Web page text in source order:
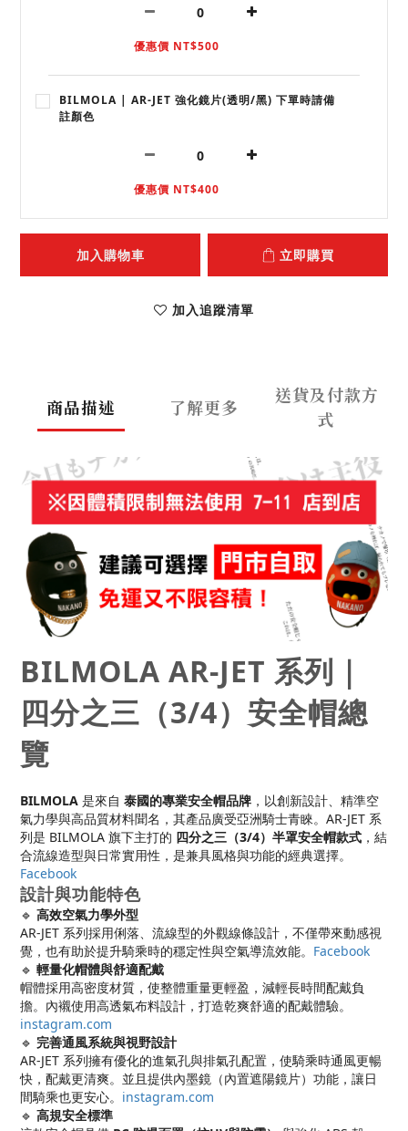
優惠價 NT$500
BILMOLA | AR-JET 強化鏡片(透明/黑) 下單時請備
註顏色
優惠價 NT$400
加入購物車 立即購買
加入追蹤清單
商品描述 了解更多
送貨及付款方
式
BILMOLA AR-JET 系列｜
四分之三（3/4）安全帽總
覽
BILMOLA 是來自 泰國的專業安全帽品牌 ，以創新設計、精準空
氣力學與高品質材料聞名，其產品廣受亞洲騎士青睞。AR-JET 系
列是 BILMOLA 旗下主打的 四分之三（3/4）半罩安全帽款式 ，結
合流線造型與日常實用性，是兼具風格與功能的經典選擇。
Facebook
設計與功能特色
🔹 高效空氣力學外型
AR-JET 系列採用俐落、流線型的外觀線條設計，不僅帶來動感視
覺，也有助於提升騎乘時的穩定性與空氣導流效能。 Facebook
🔹 輕量化帽體與舒適配戴
帽體採用高密度材質，使整體重量更輕盈，減輕長時間配戴負
擔。內襯使用高透氣布料設計，打造乾爽舒適的配戴體驗。
instagram.com
🔹 完善通風系統與視野設計
AR-JET 系列擁有優化的進氣孔與排氣孔配置，使騎乘時通風更暢
快，配戴更清爽。並且提供內墨鏡（內置遮陽鏡片）功能，讓日
間騎乘也更安心。 instagram.com
🔹 高規安全標準